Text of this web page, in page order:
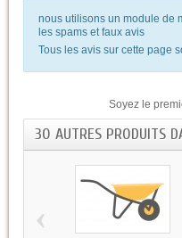
nous utilisons un module de
les spams et faux avis
Tous les avis sur cette page
Soyez le
30 AUTRES PRODUITS
‹